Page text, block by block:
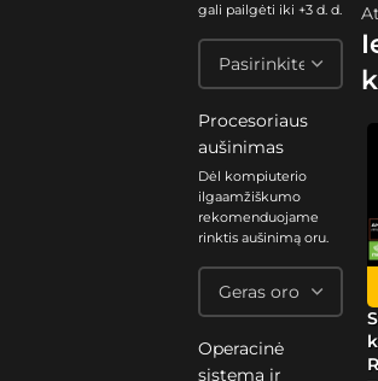
gali pailgėti iki +3 d. d.
Procesoriaus
aušinimas
Dėl kompiuterio
ilgaamžiškumo
rekomenduojame
rinktis aušinimą oru.
Operacinė
sistema ir